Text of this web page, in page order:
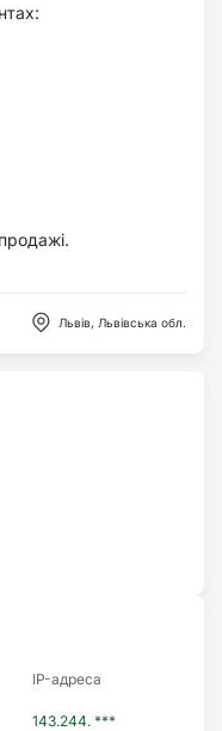
Львів, Львівська обл.
IP-адреса
143.244. ***